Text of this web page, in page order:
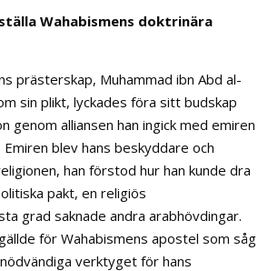
Wahabismens doktrinära
prästerskap, Muhammad ibn Abd al-
sin plikt, lyckades föra sitt budskap
genom alliansen han ingick med emiren
Emiren blev hans beskyddare och
han förstod hur han kunde dra
pakt, en religiös
grad saknade andra arabhövdingar.
för Wahabismens apostel som såg
verktyget för hans